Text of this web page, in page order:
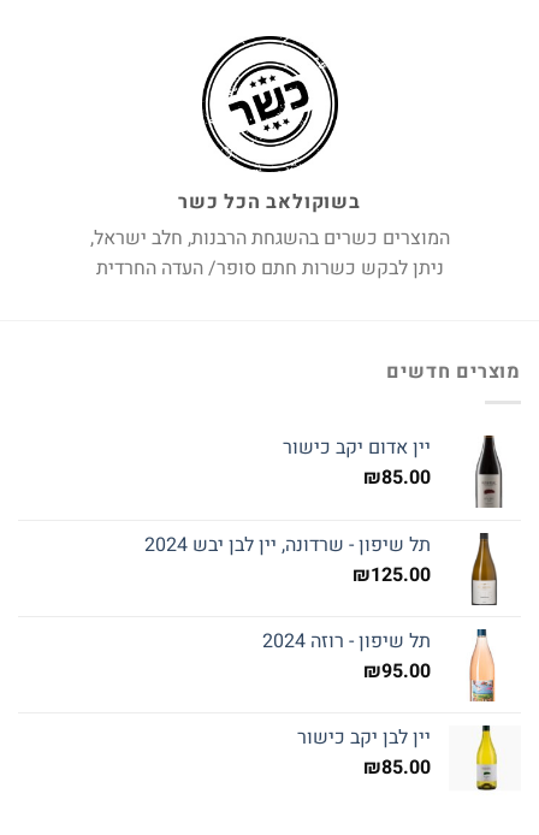
בשוקולאב הכל כשר
המוצרים כשרים בהשגחת הרבנות, חלב ישראל,
ניתן לבקש כשרות חתם סופר/ העדה החרדית
מוצרים חדשים
יין אדום יקב כישור
₪85.00
תל שיפון - שרדונה, יין לבן יבש 2024
₪125.00
תל שיפון - רוזה 2024
₪95.00
יין לבן יקב כישור
₪85.00